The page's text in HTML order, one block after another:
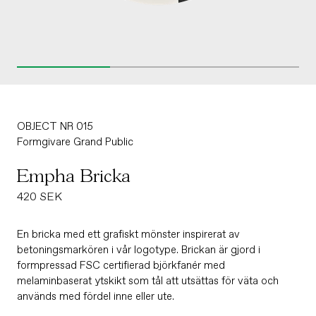
OBJECT NR 015
Formgivare Grand Public
Empha Bricka
Ordinarie
420 SEK
En bricka med ett grafiskt mönster inspirerat av
betoningsmarkören i vår logotype. Brickan är gjord i
formpressad FSC certifierad björkfanér med
melaminbaserat ytskikt som tål att utsättas för väta och
används med fördel inne eller ute.